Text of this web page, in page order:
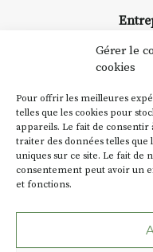
Gérer le
cookies
Pour offrir les meilleures
telles que les cookies pour
appareils. Le fait de consentir
traiter des données telles
uniques sur ce site. Le fait de
consentement peut avoir un
et fonctions.
la
«
Suivez